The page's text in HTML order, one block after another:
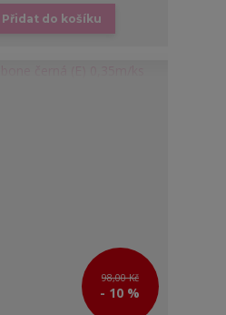
Přidat do košíku
98,00 Kč
- 10 %